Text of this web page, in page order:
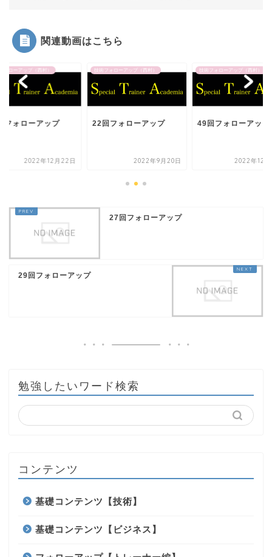
関連動画はこちら
ォローアップ（西村）
フォローアップ
2022年12月22日
技術フォローアップ（西村）
22回フォローアップ
2022年9月20日
技術フォローアップ（西村）
49回フォローアップ
2022年12
27回フォローアップ
29回フォローアップ
勉強したいワード検索
コンテンツ
基礎コンテンツ【技術】
基礎コンテンツ【ビジネス】